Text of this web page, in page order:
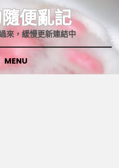
便亂記
來，緩慢更新連結中
MENU